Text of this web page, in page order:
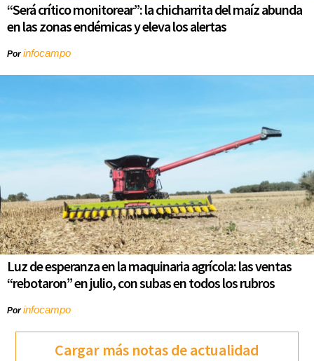
“Será crítico monitorear”: la chicharrita del maíz abunda
en las zonas endémicas y eleva los alertas
Porinfocampo
Luz de esperanza en la maquinaria agrícola: las ventas
“rebotaron” en julio, con subas en todos los rubros
Porinfocampo
Cargar más notas de actualidad